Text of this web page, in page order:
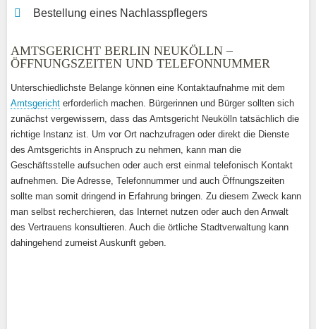
Bestellung eines Nachlasspflegers
AMTSGERICHT BERLIN NEUKÖLLN –
ÖFFNUNGSZEITEN UND TELEFONNUMMER
Unterschiedlichste Belange können eine Kontaktaufnahme mit dem
Amtsgericht erforderlich machen. Bürgerinnen und Bürger sollten sich
zunächst vergewissern, dass das Amtsgericht Neukölln tatsächlich die
richtige Instanz ist. Um vor Ort nachzufragen oder direkt die Dienste
des Amtsgerichts in Anspruch zu nehmen, kann man die
Geschäftsstelle aufsuchen oder auch erst einmal telefonisch Kontakt
aufnehmen. Die Adresse, Telefonnummer und auch Öffnungszeiten
sollte man somit dringend in Erfahrung bringen. Zu diesem Zweck kann
man selbst recherchieren, das Internet nutzen oder auch den Anwalt
des Vertrauens konsultieren. Auch die örtliche Stadtverwaltung kann
dahingehend zumeist Auskunft geben.